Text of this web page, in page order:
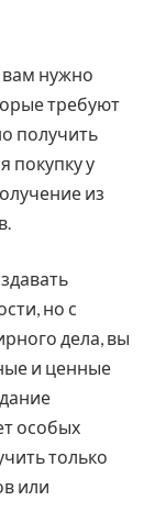
нужно
требуют
получить
покупку у
из
но с
дела, вы
и ценные
особых
только
или